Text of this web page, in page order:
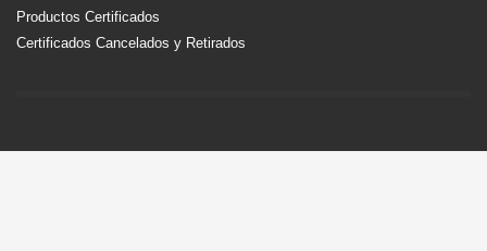
Productos Certificados
Certificados Cancelados y Retirados